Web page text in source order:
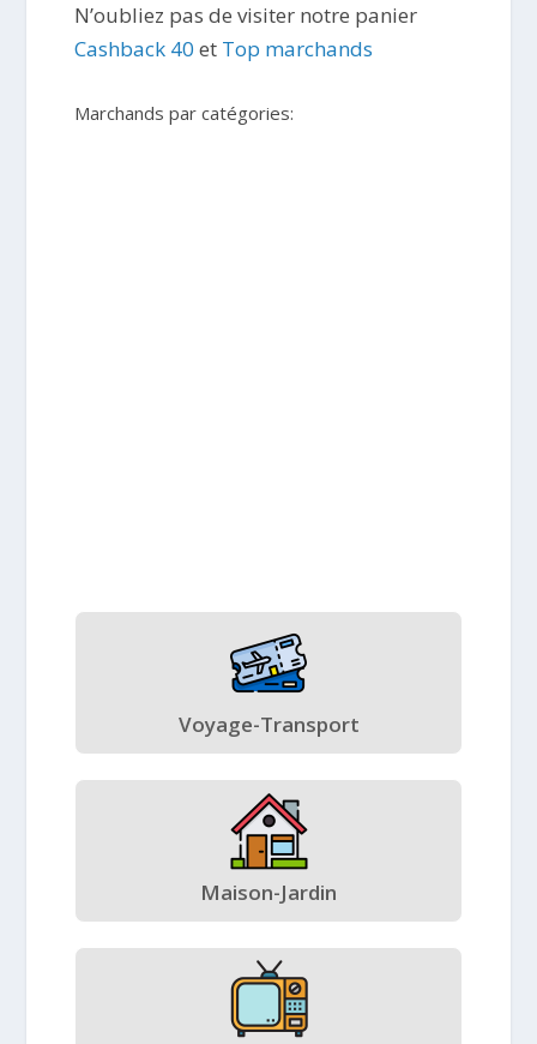
N’oubliez pas de visiter notre panier
Cashback 40 et Top marchands
Marchands par catégories:
Voyage-Transport
Maison-Jardin